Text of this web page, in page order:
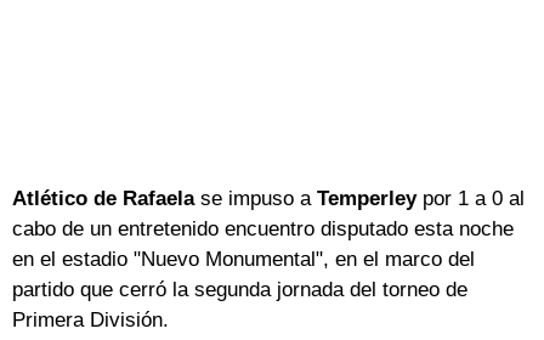
Atlético de Rafaela se impuso aTemperley por 1 a 0 al
cabo de un entretenido encuentro disputado esta noche
en el estadio "Nuevo Monumental", en el marco del
partido que cerró la segunda jornada del torneo de
Primera División.